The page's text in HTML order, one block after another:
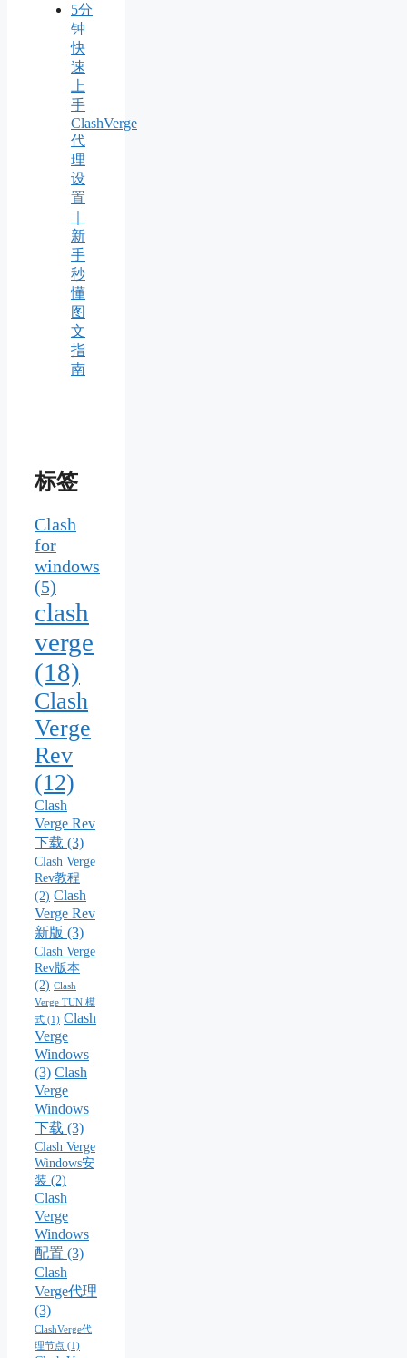
5分
钟
快
速
上
手
ClashVerge
代
理
设
置
新
手
秒
懂
图
文
指
南
标签
Clash
for
windows
(5)
clash
verge
(18)
Clash
Verge
Rev
(12)
Clash
Verge Rev
下载 (3)
Clash Verge
Rev教程
(2) Clash
Verge Rev
新版 (3)
Clash Verge
Rev版本
(2) Clash
Verge TUN 模
式 (1) Clash
Verge
Windows
(3) Clash
Verge
Windows
下载 (3)
Clash Verge
Windows安
装 (2)
Clash
Verge
Windows
配置 (3)
Clash
Verge代理
(3)
ClashVerge代
理节点 (1)